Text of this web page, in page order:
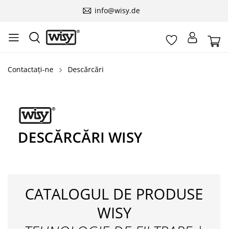
info@wisy.de
Contactați-ne Descărcări
DESCĂRCĂRI WISY
CATALOGUL DE PRODUSE
WISY